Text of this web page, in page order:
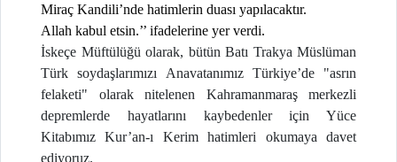
Miraç Kandili’nde hatimlerin duası yapılacaktır.
Allah kabul etsin.’’ ifadelerine yer verdi.
İskeçe Müftülüğü olarak, bütün Batı Trakya Müslüman
Türk soydaşlarımızı Anavatanımız Türkiye’de "asrın
felaketi" olarak nitelenen Kahramanmaraş merkezli
depremlerde hayatlarını kaybedenler için Yüce
Kitabımız Kur’an-ı Kerim hatimleri okumaya davet
ediyoruz.